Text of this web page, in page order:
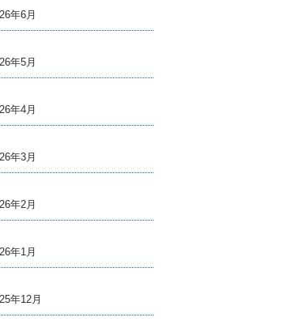
年6月
年5月
年4月
年3月
年2月
年1月
年12月